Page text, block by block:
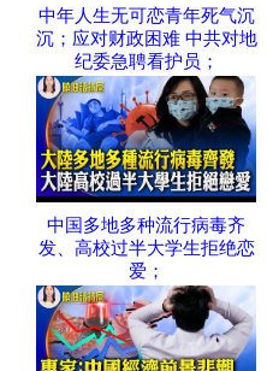
中年人生无可恋青年死气沉
沉；应对财政困难 中共对地
纪委急聘看护员；
中国多地多种流行病毒齐
发、高校过半大学生拒绝恋
爱；